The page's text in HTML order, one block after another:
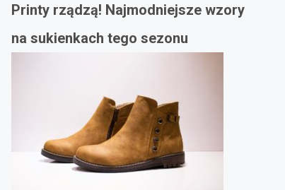
Printy rządzą! Najmodniejsze wzory
na sukienkach tego sezonu